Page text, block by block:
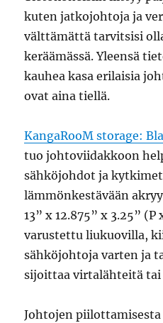
kuten jatkojohtoja ja
välttämättä tarvitsisi
keräämässä. Yleensä
kauhea kasa erilaisia
ovat aina tiellä.
KangaRooM storage:
tuo johtoviidakkoon
sähköjohdot ja
lämmönkestävään
13” x 12.875” x 3.25”
varustettu liukuovilla,
sähköjohtoja varten ja
sijoittaa virtalähteitä
Johtojen